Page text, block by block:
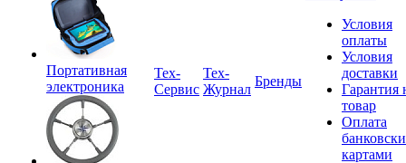
Портативная
электроника
Tex-
Сервис
Тех-
Журнал
Бренды
Условия
оплаты
Условия
доставки
Гарантия
товар
Оплата
картами